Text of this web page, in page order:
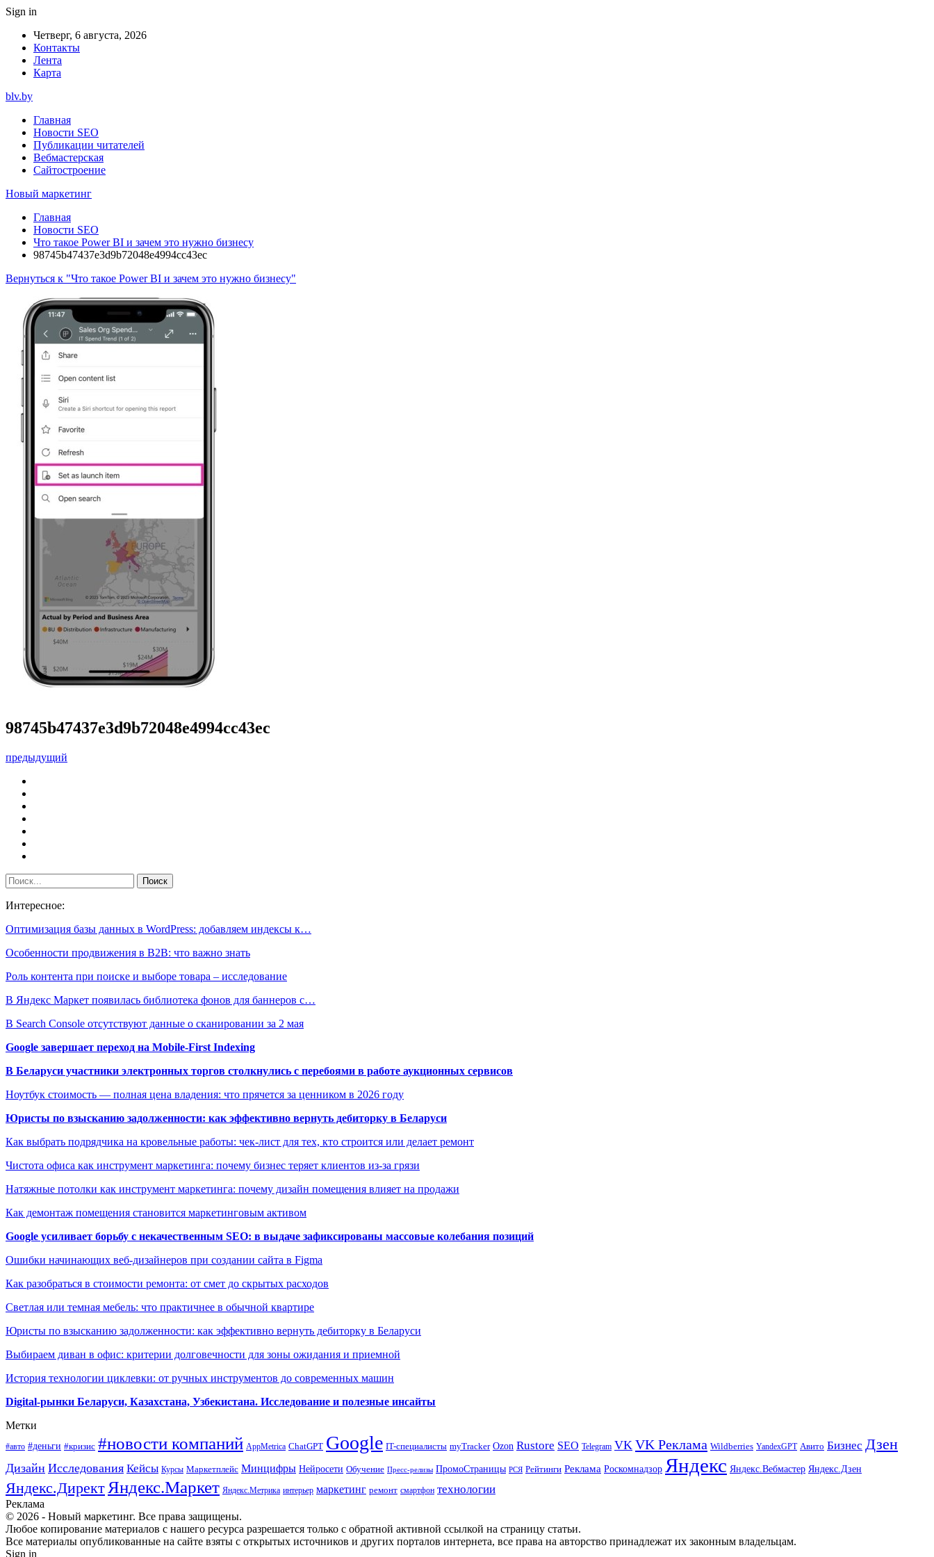
Sign in
Четверг, 6 августа, 2026
Контакты
Лента
Карта
blv.by
Главная
Новости SEO
Публикации читателей
Вебмастерская
Сайтостроение
Новый маркетинг
Главная
Новости SEO
Что такое Power BI и зачем это нужно бизнесу
98745b47437e3d9b72048e4994cc43ec
Вернуться к "Что такое Power BI и зачем это нужно бизнесу"
98745b47437e3d9b72048e4994cc43ec
предыдущий
Интересное:
Оптимизация базы данных в WordPress: добавляем индексы к…
Особенности продвижения в B2B: что важно знать
Роль контента при поиске и выборе товара – исследование
В Яндекс Маркет появилась библиотека фонов для баннеров с…
В Search Console отсутствуют данные о сканировании за 2 мая
Google завершает переход на Mobile-First Indexing
В Беларуси участники электронных торгов столкнулись с перебоями в работе аукционных сервисов
Ноутбук стоимость — полная цена владения: что прячется за ценником в 2026 году
Юристы по взысканию задолженности: как эффективно вернуть дебиторку в Беларуси
Как выбрать подрядчика на кровельные работы: чек-лист для тех, кто строится или делает ремонт
Чистота офиса как инструмент маркетинга: почему бизнес теряет клиентов из-за грязи
Натяжные потолки как инструмент маркетинга: почему дизайн помещения влияет на продажи
Как демонтаж помещения становится маркетинговым активом
Google усиливает борьбу с некачественным SEO: в выдаче зафиксированы массовые колебания позиций
Ошибки начинающих веб-дизайнеров при создании сайта в Figma
Как разобраться в стоимости ремонта: от смет до скрытых расходов
Светлая или темная мебель: что практичнее в обычной квартире
Юристы по взысканию задолженности: как эффективно вернуть дебиторку в Беларуси
Выбираем диван в офис: критерии долговечности для зоны ожидания и приемной
История технологии циклевки: от ручных инструментов до современных машин
Digital-рынки Беларуси, Казахстана, Узбекистана. Исследование и полезные инсайты
Метки
#авто #деньги #кризис #новости компаний AppMetrica ChatGPT Google IT-специалисты myTracker Ozon Rustore SEO Telegram VK VK Реклама Wildberries YandexGPT Авито Бизнес Дзен
Дизайн Исследования Кейсы Курсы Маркетплейс Минцифры Нейросети Обучение Пресс-релизы ПромоСтраницы РСЯ Рейтинги Реклама Роскомнадзор Яндекс Яндекс.Вебмастер Яндекс.Дзен
Яндекс.ДиректЯндекс.Маркет Яндекс.Метрика интерьер маркетинг ремонт смартфон технологии
Реклама
© 2026 - Новый маркетинг. Все права защищены.
Любое копирование материалов с нашего ресурса разрешается только с обратной активной ссылкой на страницу статьи.
Все материалы опубликованные на сайте взяты с открытых источников и других порталов интернета, все права на авторство принадлежат их законным владельцам.
Sign in